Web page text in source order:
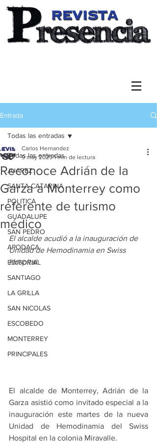
Entrada
Todas las entradas
JUAREZ
SANTA CATARINA
POLITICA
GUADALUPE
SAN PEDRO
APODACA
EDITORIAL
SANTIAGO
LA GRILLA
SAN NICOLAS
ESCOBEDO
MONTERREY
PRINCIPALES
Todas las entradas
Reconoce Adrián de la
Garza a Monterrey como
referente de turismo
médico
Carlos Hernandez
9 may 2025 1 min de lectura
El alcalde acudió a la inauguración de
Unidad de Hemodinamia en Swiss
Hospital
El alcalde de Monterrey, Adrián de la
Garza asistió como invitado especial a la
inauguración este martes de la nueva
Unidad de Hemodinamia del Swiss
Hospital en la colonia Miravalle.